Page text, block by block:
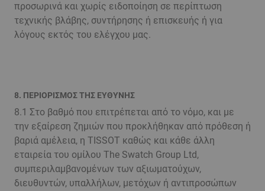
προσωρινά και χωρίς ειδοποίηση σε περίπτωση
τεχνικής βλάβης, συντήρησης ή επισκευής ή για
λόγους εκτός του ελέγχου μας.
8. ΠΕΡΙΟΡΙΣΜΟΣ ΤΗΣ ΕΥΘΥΝΗΣ
8.1 Στο βαθμό που επιτρέπεται από το νόμο, και με
την εξαίρεση ζημιών που προκλήθηκαν από πρόθεση ή
βαριά αμέλεια, η TISSOT καθώς και κάθε άλλη
εταιρεία του ομίλου The Swatch Group Ltd,
συμπεριλαμβανομένων των αξιωματούχων,
διευθυντών, υπαλλήλων, μετόχων ή αντιπροσώπων